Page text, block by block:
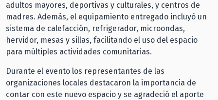
adultos mayores, deportivas y culturales, y centros de
madres. Además, el equipamiento entregado incluyó un
sistema de calefacción, refrigerador, microondas,
hervidor, mesas y sillas, facilitando el uso del espacio
para múltiples actividades comunitarias.
Durante el evento los representantes de las
organizaciones locales destacaron la importancia de
contar con este nuevo espacio y se agradeció el aporte